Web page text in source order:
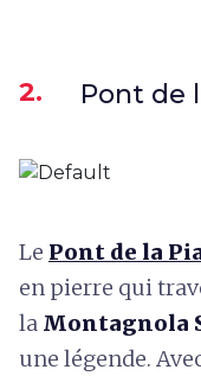
2. Pont de
Le Pont de la
en pierre qui
la Montagnola
une légende.